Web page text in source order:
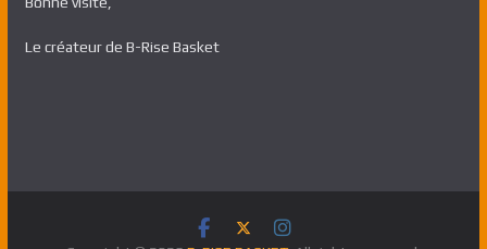
Le créateur de B-Rise Basket